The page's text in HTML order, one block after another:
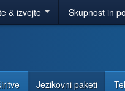
& izvejte Skupnost in
Jezikovni paketi